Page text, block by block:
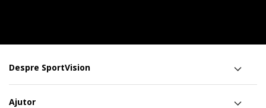
Despre SportVision
Ajutor